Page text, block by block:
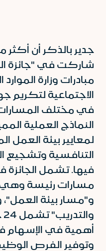
شاركت في "جائزة
مبادرات وزارة
الاجتماعية لتكريم
في مختلف
النماذج العملية
لمعايير بيئة العمل
التنافسية وتشجيع
مسارات رئيسة وهي
و"مسار بيئة
أهمية في الإسهام
وتوفير الفرص